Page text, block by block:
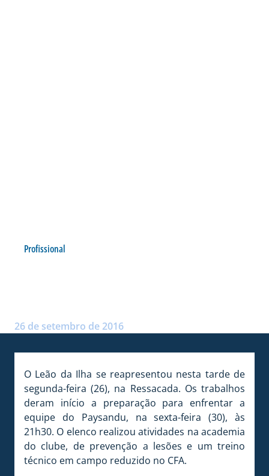
Profissional
26 de setembro de 2016
O Leão da Ilha se reapresentou nesta tarde de
segunda-feira (26), na Ressacada. Os trabalhos
deram início a preparação para enfrentar a
equipe do Paysandu, na sexta-feira (30), às
21h30. O elenco realizou atividades na academia
do clube, de prevenção a lesões e um treino
técnico em campo reduzido no CFA.